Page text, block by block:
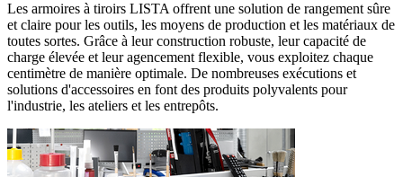
Les armoires à tiroirs LISTA offrent une solution de rangement sûre
et claire pour les outils, les moyens de production et les matériaux de
toutes sortes. Grâce à leur construction robuste, leur capacité de
charge élevée et leur agencement flexible, vous exploitez chaque
centimètre de manière optimale. De nombreuses exécutions et
solutions d'accessoires en font des produits polyvalents pour
l'industrie, les ateliers et les entrepôts.